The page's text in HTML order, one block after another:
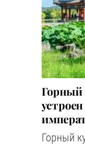
Горный
Горный